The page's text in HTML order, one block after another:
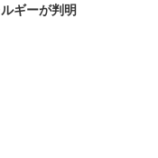
ギーが判明